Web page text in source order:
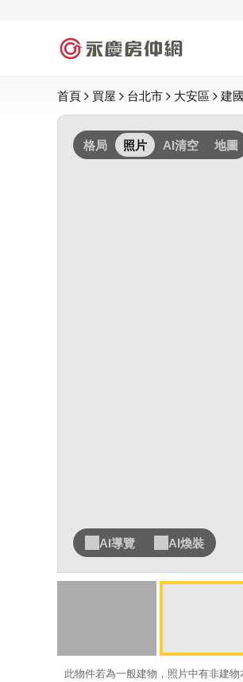
首頁 買屋 台北市 大安區 建
格局 照片 AI清空 地圖
AI導覽 AI煥裝
此物件若為一般建物，照片中有非建